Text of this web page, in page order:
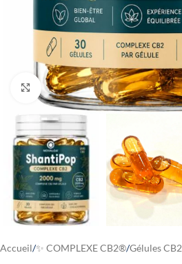
Cliquez pour agrandir
Accueil/✨ COMPLEXE CB2®/Gélules CB2